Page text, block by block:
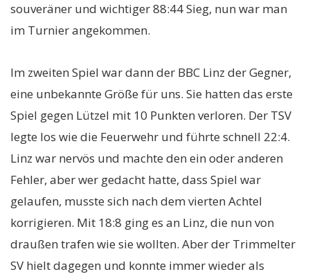
souveräner und wichtiger 88:44 Sieg, nun war man
im Turnier angekommen.
Im zweiten Spiel war dann der BBC Linz der Gegner,
eine unbekannte Größe für uns. Sie hatten das erste
Spiel gegen Lützel mit 10 Punkten verloren. Der TSV
legte los wie die Feuerwehr und führte schnell 22:4.
Linz war nervös und machte den ein oder anderen
Fehler, aber wer gedacht hatte, dass Spiel war
gelaufen, musste sich nach dem vierten Achtel
korrigieren. Mit 18:8 ging es an Linz, die nun von
draußen trafen wie sie wollten. Aber der Trimmelter
SV hielt dagegen und konnte immer wieder als